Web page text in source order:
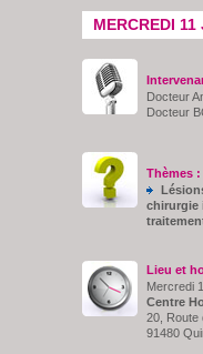
MERCREDI
Docteur
Docteur
Thèmes :
chirurgie
Lieu et
Mercredi
Centre
20, Route
91480